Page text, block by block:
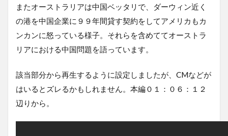
またオーストラリアは中国ベッタリで、ダーウィン近く
の港を中国企業に９９年間貸す契約をしてアメリカもカ
ンカンに怒っている様子。それらを含めててオーストラ
リアにおける中国問題を語っています。
該当部分から再生するように設定しましたが、CMなどが
はいるとズレるかもしれません。本編０１：０６：１２
辺りから。